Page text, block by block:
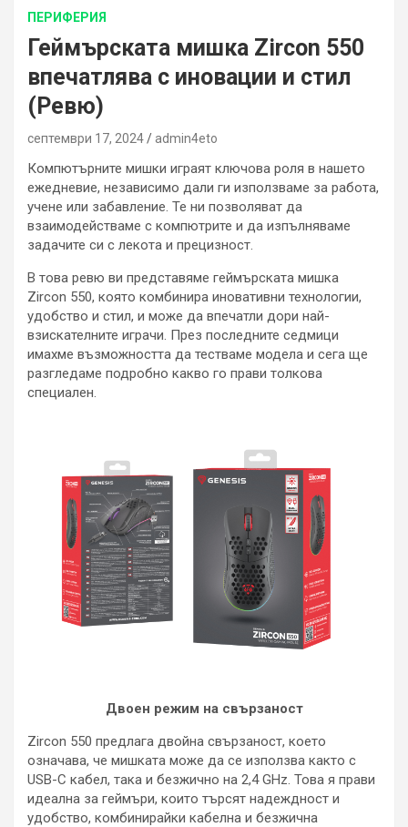
ПЕРИФЕРИЯ
Геймърската мишка Zircon 550
впечатлява с иновации и стил
(Ревю)
септември 17, 2024 admin4eto
Компютърните мишки играят ключова роля в нашето
ежедневие, независимо дали ги използваме за работа,
учене или забавление. Те ни позволяват да
взаимодействаме с компютрите и да изпълняваме
задачите си с лекота и прецизност.
В това ревю ви представяме геймърската мишка
Zircon 550, която комбинира иновативни технологии,
удобство и стил, и може да впечатли дори най-
взискателните играчи. През последните седмици
имахме възможността да тестваме модела и сега ще
разгледаме подробно какво го прави толкова
специален.
Двоен режим на свързаност
Zircon 550 предлага двойна свързаност, което
означава, че мишката може да се използва както с
USB-C кабел, така и безжично на 2,4 GHz. Това я прави
идеална за геймъри, които търсят надеждност и
удобство, комбинирайки кабелна и безжична